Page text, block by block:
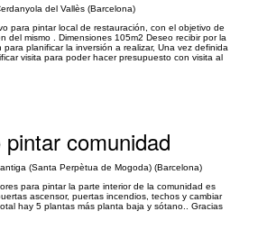
del Vallès (Barcelona)
para pintar local de restauración, con el objetivo de
del mismo . Dimensiones 105m2 Deseo recibir por la
planificar la inversión a realizar, Una vez definida
visita para poder hacer presupuesto con visita al
comunidad
(Santa Perpètua de Mogoda) (Barcelona)
para pintar la parte interior de la comunidad es
ascensor, puertas incendios, techos y cambiar
hay 5 plantas más planta baja y sótano.. Gracias